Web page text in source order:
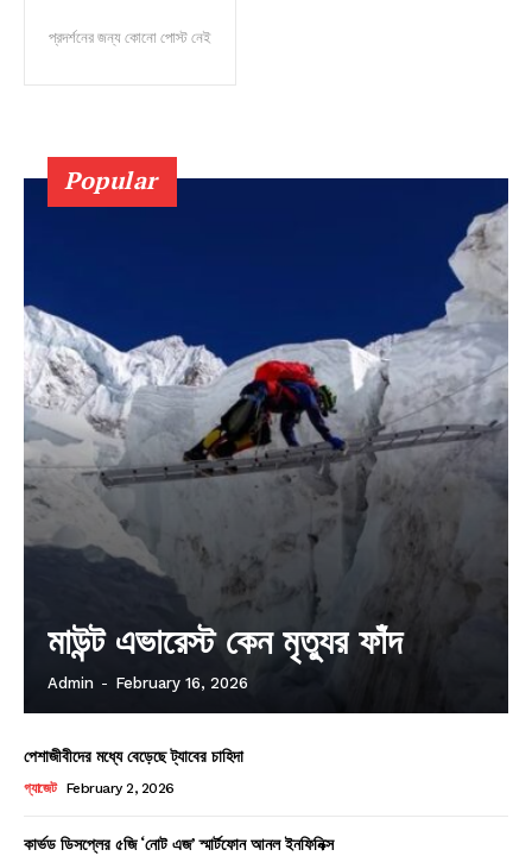
প্রদর্শনের জন্য কোনো পোস্ট নেই
Popular
মাউন্ট এভারেস্ট কেন মৃত্যুর ফাঁদ
Admin - February 16, 2026
পেশাজীবীদের মধ্যে বেড়েছে ট্যাবের চাহিদা
গ্যাজেট February 2, 2026
কার্ভড ডিসপ্লের ৫জি ‘নোট এজ’ স্মার্টফোন আনল ইনফিনিক্স